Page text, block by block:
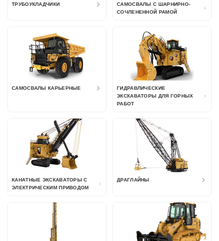
ТРУБОУКЛАДЧИКИ
САМОСВАЛЫ С ШАРНИРНО-
СОЧЛЕНЕННОЙ РАМОЙ
САМОСВАЛЫ КАРЬЕРНЫЕ
ГИДРАВЛИЧЕСКИЕ
ЭКСКАВАТОРЫ ДЛЯ ГОРНЫХ
РАБОТ
КАНАТНЫЕ ЭКСКАВАТОРЫ С
ЭЛЕКТРИЧЕСКИМ ПРИВОДОМ
ДРАГЛАЙНЫ